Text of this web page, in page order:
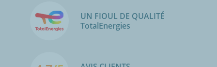
UN FIOUL DE QUALITÉ
TotalEnergies